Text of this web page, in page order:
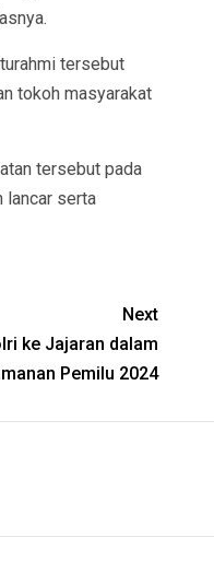
tersebut
tokoh masyarakat
tersebut pada
lancar serta
Next
ke Jajaran dalam
Pemilu 2024